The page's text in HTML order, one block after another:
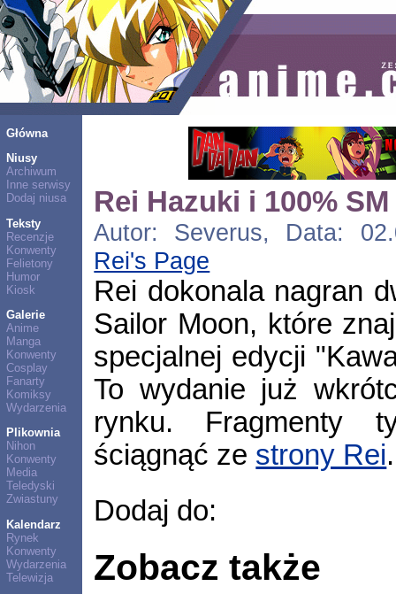
Główna
Niusy
Archiwum
Inne serwisy
Dodaj niusa
Teksty
Recenzje
Konwenty
Felietony
Humor
Kiosk
Galerie
Anime
Manga
Konwenty
Cosplay
Fanarty
Komiksy
Wydarzenia
Plikownia
Nihon
Konwenty
Media
Teledyski
Zwiastuny
Kalendarz
Rynek
Konwenty
Wydarzenia
Telewizja
Rei Hazuki i 100% SM
Autor: Severus, Data:
Rei's Page
Rei dokonala nagran
Sailor Moon, które
specjalnej edycji
To wydanie już
rynku. Fragmenty
ściągnąć ze strony Rei
Dodaj do:
Zobacz także